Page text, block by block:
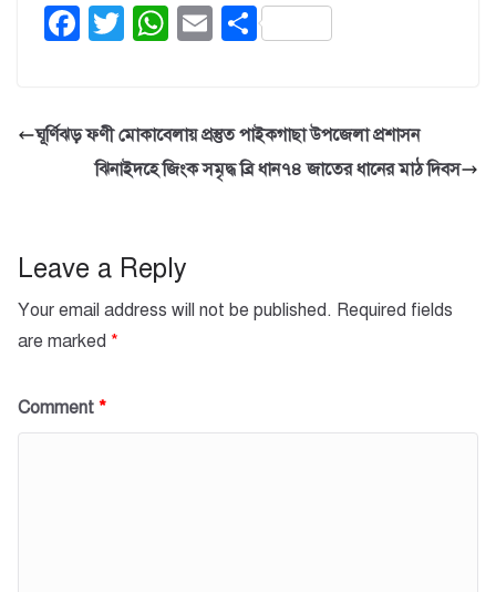
F
e
b
k
T
er
W
s
A
E S
e
ঘূর্ণিঝড় ফণী মোকাবেলায় প্রস্তুত পাইকগাছা উপজেলা প্রশাসন
ঝিনাইদহে জিংক সমৃদ্ধ ব্রি ধান৭৪ জাতের ধানের মাঠ দিবস
Leave a Reply
Your email address will not be published. Required fields
are marked *
Comment *